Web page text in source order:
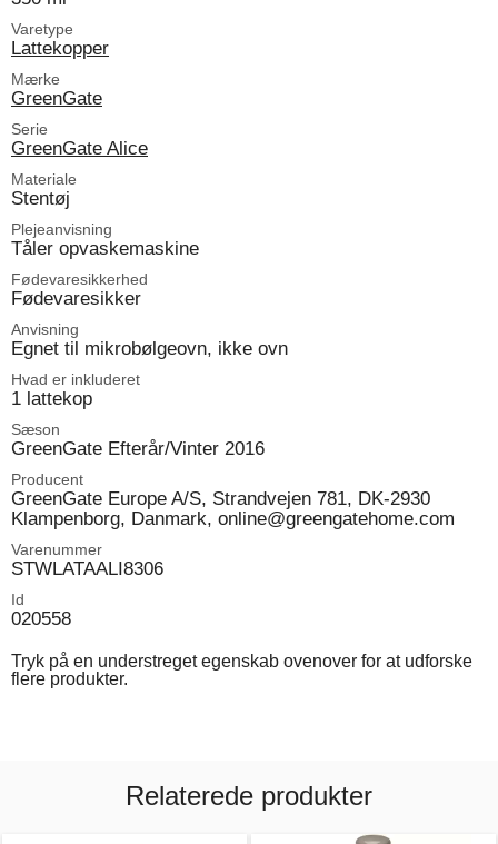
Varetype
Lattekopper
Mærke
GreenGate
Serie
GreenGate Alice
Materiale
Stentøj
Plejeanvisning
Tåler opvaskemaskine
Fødevaresikkerhed
Fødevaresikker
Anvisning
Egnet til mikrobølgeovn, ikke ovn
Hvad er inkluderet
1 lattekop
Sæson
GreenGate Efterår/Vinter 2016
Producent
GreenGate Europe A/S, Strandvejen 781, DK-2930
Klampenborg, Danmark, online@greengatehome.com
Varenummer
STWLATAALI8306
Id
020558
Tryk på en understreget egenskab ovenover for at udforske
flere produkter.
Relaterede produkter